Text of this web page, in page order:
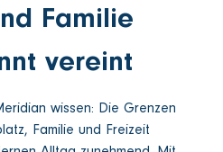
Familie
vereint
wissen: Die Grenzen
Familie und Freizeit